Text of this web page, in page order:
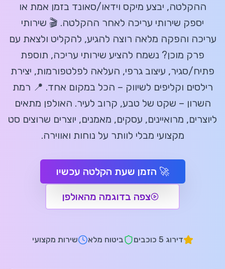
ההקלטה, יבצע מיקס וידאו/סאונד בזמן אמת או
יספק שירותי עריכה לאחר ההקלטה. 🎬 שירותי
עריכה והפקה מלאה רוצה להגיע, להקליט ולצאת עם
פרק מוכן? נשמח להציע שירותי עריכה, תוספת
פתיח/סגיר, עיצוב גרפי, העלאה לפלטפורמות, יצירת
רילסים וקליפים לשיווק – הכל במקום אחד. 📍 רמת
השרון – שקט של טבע, קרוב לעיר. האולפן מתאים
ליוצרים, מרואיינים, עסקים, מאמנים, יוצרים שרוצים סט
מקצועי מבלי לוותר על נוחות ואווירה.
🚀 הזמן שעת הקלטה עכשיו
צפה בדוגמה מהאולפן
דירוג 5 כוכבים ביטוח מלא שירות מקצועי